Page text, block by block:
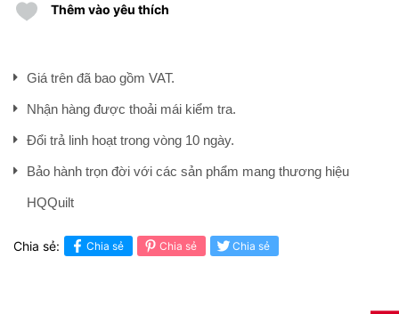
Thêm vào yêu thích
Giá trên đã bao gồm VAT.
Nhận hàng được thoải mái kiểm tra.
Đổi trả linh hoạt trong vòng 10 ngày.
Bảo hành trọn đời với các sản phẩm mang thương hiệu
HQQuilt
Chia sẻ: Chia sẻ Chia sẻ Chia sẻ